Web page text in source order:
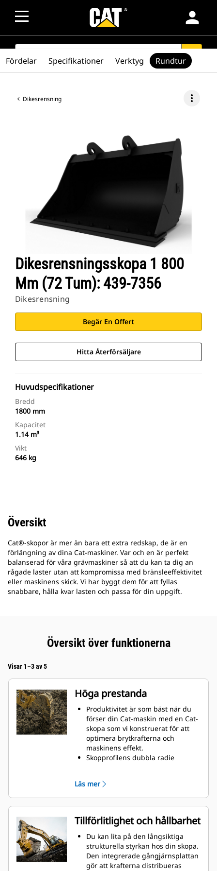
person
SEARCH search
Dikesrensning more_vert
Dikesrensningsskopa 1 800
Mm (72 Tum): 439-7356
Dikesrensning
Begär En Offert
Hitta Återförsäljare
Huvudspecifikationer
Bredd
1800 mm
Kapacitet
1.14 m³
Vikt
646 kg
Fördelar Specifikationer Verktyg Rundtur
Översikt
Cat®-skopor är mer än bara ett extra redskap, de är en
förlängning av dina Cat-maskiner. Var och en är perfekt
balanserad för våra grävmaskiner så att du kan ta dig an
rågade laster utan att kompromissa med bränsleeffektivitet
eller maskinens skick. Vi har byggt dem för att fyllas
snabbare, hålla kvar lasten och passa för din uppgift.
Översikt över funktionerna
Visar 1–3 av 5
Höga prestanda
Produktivitet är som bäst när du
förser din Cat-maskin med en Cat-
skopa som vi konstruerat för att
optimera brytkrafterna och
maskinens effekt.
Skopprofilens dubbla radie
frigång säkerställer att skopbotten
inte släpar, vilket minskar
underhållskostnaderna.
Bränsleförbrukningstoppar under
grävning. Cat-skoporna är
utformade för att skära genom
material snabbt för att förbättra
maskinens totala effektivitet.
Lasta mer material på kortare tid.
Läs mer
Tillförlitlighet och hållbarhet
Du kan lita på den långsiktiga
strukturella styrkan hos din skopa.
Den integrerade gångjärnsplattan
gör att krafterna distribueras